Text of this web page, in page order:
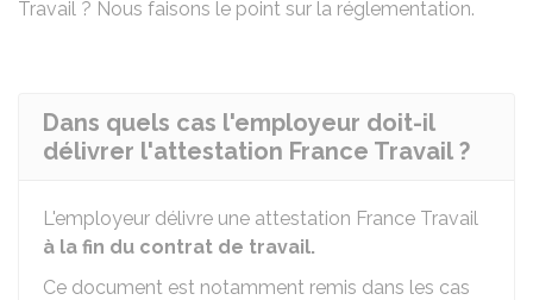
Travail ? Nous faisons le point sur la réglementation.
Dans quels cas l'employeur doit-il
délivrer l'attestation France Travail ?
L'employeur délivre une attestation France Travail
à la fin du contrat de travail.
Ce document est notamment remis dans les cas